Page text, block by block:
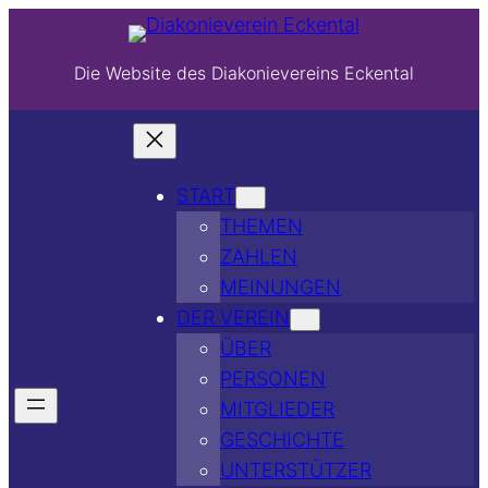
Die Website des Diakonievereins Eckental
START
THEMEN
ZAHLEN
MEINUNGEN
DER VEREIN
ÜBER
PERSONEN
MITGLIEDER
GESCHICHTE
UNTERSTÜTZER